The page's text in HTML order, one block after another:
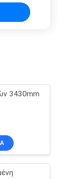
3430mm